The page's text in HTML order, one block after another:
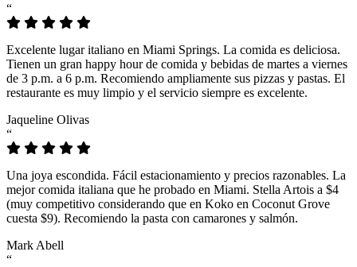
“
Excelente lugar italiano en Miami Springs. La comida es deliciosa.
Tienen un gran happy hour de comida y bebidas de martes a viernes
de 3 p.m. a 6 p.m. Recomiendo ampliamente sus pizzas y pastas. El
restaurante es muy limpio y el servicio siempre es excelente.
Jaqueline Olivas
“
Una joya escondida. Fácil estacionamiento y precios razonables. La
mejor comida italiana que he probado en Miami. Stella Artois a $4
(muy competitivo considerando que en Koko en Coconut Grove
cuesta $9). Recomiendo la pasta con camarones y salmón.
Mark Abell
“